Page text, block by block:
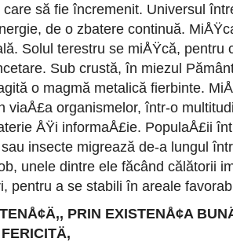
care să fie încremenit. Universul
de o zbatere continuă.
Solul terestru se miÅŸcă, pentru
Sub crustă, în miezul
o magmă metalică fierbinte.
viaÅ£a organismelor, într-o
ÅŸi informaÅ£ie. PopulaÅ£ii
insecte migrează de-a lungul
unele dintre ele făcând călătorii
pentru a se stabili în areale
PRIN EXISTENÅ¢A